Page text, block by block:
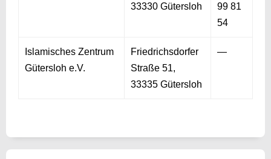
33330 Gütersloh
99 81
54
Islamisches Zentrum
Gütersloh e.V.
Friedrichsdorfer
Straße 51,
33335 Gütersloh
—